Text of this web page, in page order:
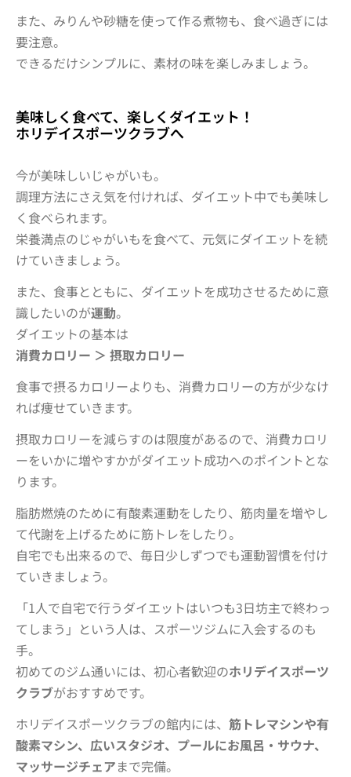
また、みりんや砂糖を使って作る煮物も、食べ過ぎには
要注意。
できるだけシンプルに、素材の味を楽しみましょう。
美味しく食べて、楽しくダイエット！
ホリデイスポーツクラブへ
今が美味しいじゃがいも。
調理方法にさえ気を付ければ、ダイエット中でも美味し
く食べられます。
栄養満点のじゃがいもを食べて、元気にダイエットを続
けていきましょう。
また、食事とともに、ダイエットを成功させるために意
識したいのが運動。
ダイエットの基本は
消費カロリー ＞ 摂取カロリー
食事で摂るカロリーよりも、消費カロリーの方が少なけ
れば痩せていきます。
摂取カロリーを減らすのは限度があるので、消費カロリ
ーをいかに増やすかがダイエット成功へのポイントとな
ります。
脂肪燃焼のために有酸素運動をしたり、筋肉量を増やし
て代謝を上げるために筋トレをしたり。
自宅でも出来るので、毎日少しずつでも運動習慣を付け
ていきましょう。
「1人で自宅で行うダイエットはいつも3日坊主で終わっ
てしまう」という人は、スポーツジムに入会するのも
手。
初めてのジム通いには、初心者歓迎のホリデイスポーツ
クラブがおすすめです。
ホリデイスポーツクラブの館内には、 筋トレマシンや有
酸素マシン、広いスタジオ、プールにお風呂・サウナ、
マッサージチェアまで完備。